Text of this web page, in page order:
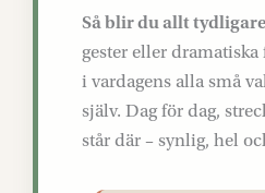
Så blir du allt
gester eller
i vardagens alla små
själv. Dag för dag,
står där – synlig, hel